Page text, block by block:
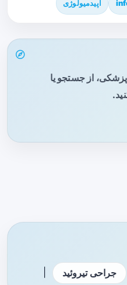
اپیدمیولوژی
از جستجو یا
جراحی تیروئید